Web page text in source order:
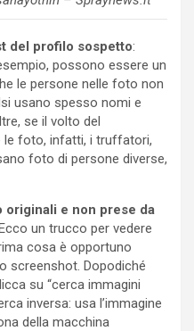
del profilo sospetto:
possono essere un
le persone nelle foto non
usano spesso nomi e
se il volto del
le foto, infatti, i truffatori,
foto di persone diverse,
e non prese da
un trucco per vedere
cosa è opportuno
screenshot. Dopodiché
su “cerca immagini
inversa: usa l’immagine
della macchina